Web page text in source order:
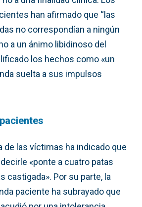
han afirmado que “las
no correspondían a ningún
a un ánimo libidinoso del
los hechos como «un
suelta a sus impulsos
de las víctimas ha indicado que
«ponte a cuatro patas
castigada». Por su parte, la
paciente ha subrayado que